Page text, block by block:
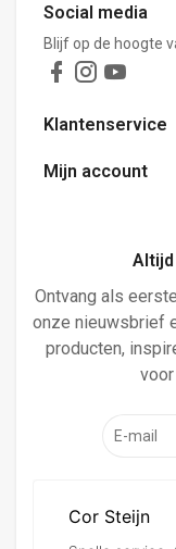
Social media
Blijf op de hoogte
Klantenservice
Mijn account
Ontvang als
onze nieuwsbrief
producten,